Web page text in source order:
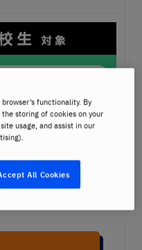
functionality. By
storing of cookies on your
usage, and assist in our
All Cookies